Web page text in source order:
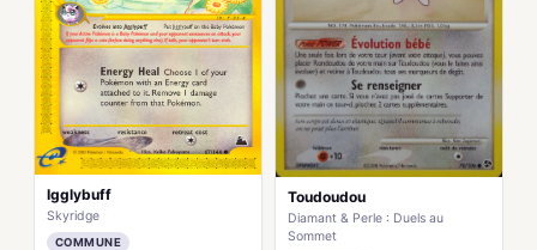
Igglybuff
Skyridge
COMMUNE
Toudoudou
Diamant & Perle : Duels au
Sommet